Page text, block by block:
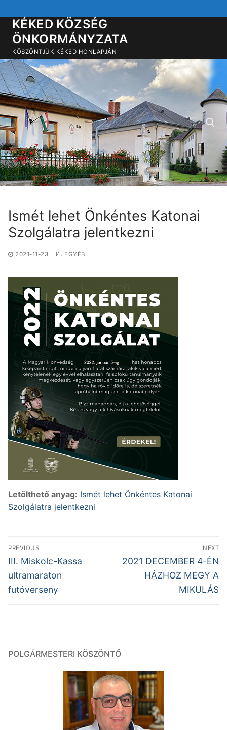
a
tartalomra
KÉKED KÖZSÉG
ÖNKORMÁNYZATA
KÖSZÖNTJÜK KÉKED HONLAPJÁN
Keresése:
Ismét lehet Önkéntes Katonai
Szolgálatra jelentkezni
2021-11-23 EGYÉB
Letölthető anyag: Ismét lehet Önkéntes Katonai
Szolgálatra jelentkezni
Bejegyzés
navigáció
PREVIOUS
Previous
post:
III. Miskolc-Kassa
ultramaraton
futóverseny
NEXT
Next
2021 DECEMBER 4-ÉN
HÁZHOZ MEGY A
MIKULÁS
POLGÁRMESTERI KÖSZÖNTŐ